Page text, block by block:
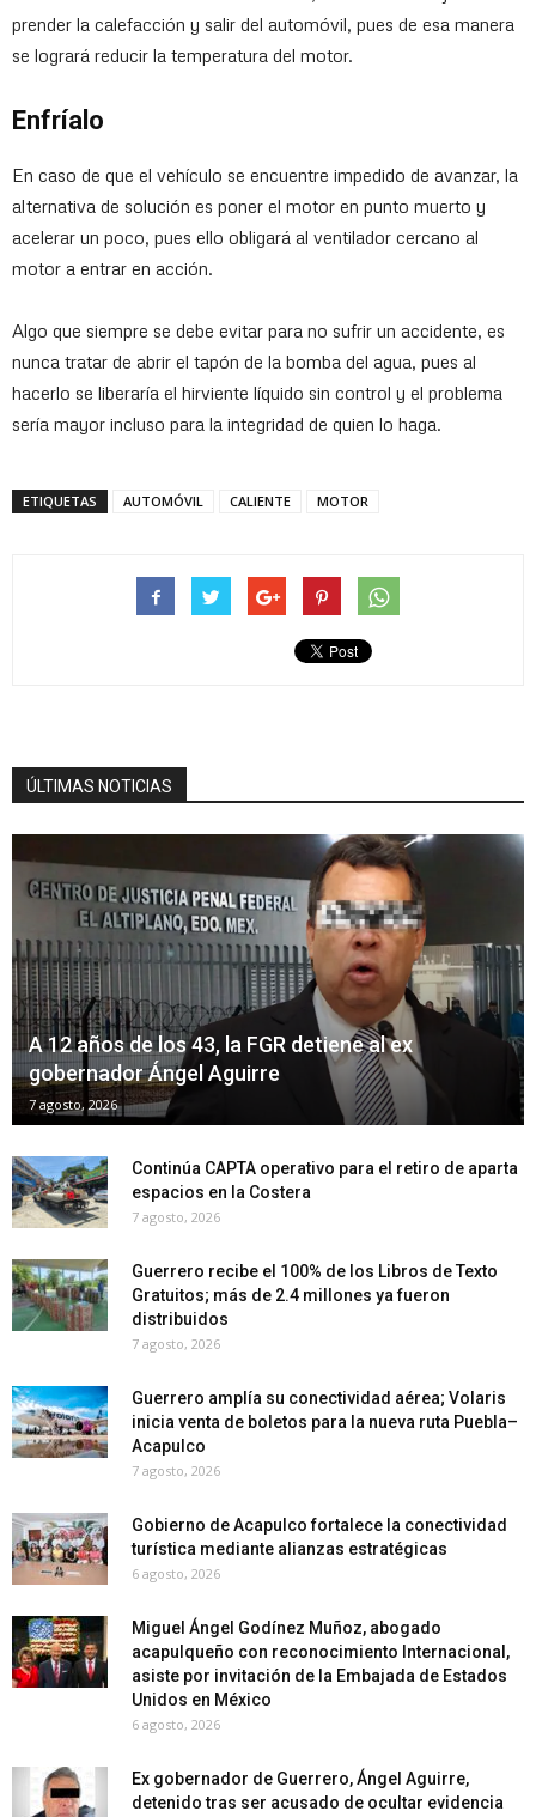
prender la calefacción y salir del automóvil, pues de esa manera
se logrará reducir la temperatura del motor.
Enfríalo
En caso de que el vehículo se encuentre impedido de avanzar, la
alternativa de solución es poner el motor en punto muerto y
acelerar un poco, pues ello obligará al ventilador cercano al
motor a entrar en acción.
Algo que siempre se debe evitar para no sufrir un accidente, es
nunca tratar de abrir el tapón de la bomba del agua, pues al
hacerlo se liberaría el hirviente líquido sin control y el problema
sería mayor incluso para la integridad de quien lo haga.
ETIQUETAS AUTOMÓVIL CALIENTE MOTOR
ÚLTIMAS NOTICIAS
A 12 años de los 43, la FGR detiene al ex
gobernador Ángel Aguirre
7 agosto, 2026
Continúa CAPTA operativo para el retiro de aparta
espacios en la Costera
7 agosto, 2026
Guerrero recibe el 100% de los Libros de Texto
Gratuitos; más de 2.4 millones ya fueron
distribuidos
7 agosto, 2026
Guerrero amplía su conectividad aérea; Volaris
inicia venta de boletos para la nueva ruta Puebla–
Acapulco
7 agosto, 2026
Gobierno de Acapulco fortalece la conectividad
turística mediante alianzas estratégicas
6 agosto, 2026
Miguel Ángel Godínez Muñoz, abogado
acapulqueño con reconocimiento Internacional,
asiste por invitación de la Embajada de Estados
Unidos en México
6 agosto, 2026
Ex gobernador de Guerrero, Ángel Aguirre,
detenido tras ser acusado de ocultar evidencia